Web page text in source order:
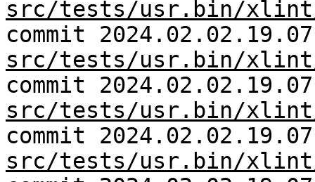
src/tests/usr.bin/
commit
src/tests/usr.bin/
commit
src/tests/usr.bin/
commit
src/tests/usr.bin/xlint/